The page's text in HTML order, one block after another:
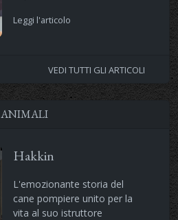
Leggi l'articolo
VEDI TUTTI GLI ARTICOLI
ANIMALI
Hakkin
L'emozionante storia del
cane pompiere unito per la
vita al suo istruttore